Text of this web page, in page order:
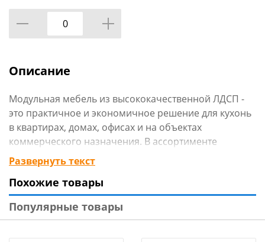
Описание
Модульная мебель из высококачественной ЛДСП -
это практичное и экономичное решение для кухонь
в квартирах, домах, офисах и на объектах
коммерческого назначения. В ассортименте
представлены напольные и навесные элементы,
позволяющие собрать гарнитур под любые задачи.
Развернуть текст
Похожие товары
Популярные товары